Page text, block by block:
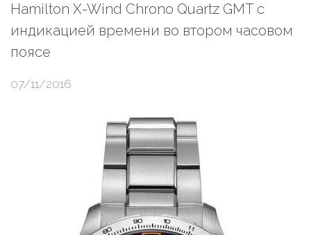
Hamilton X-Wind Chrono Quartz GMT с
индикацией времени во втором часовом
поясе
07/11/2016